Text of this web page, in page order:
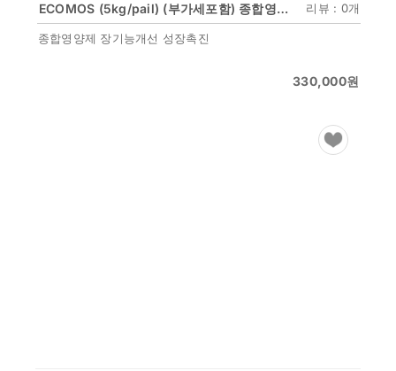
ECOMOS (5kg/pail) (부가세포함) 종합영양제 장기능개선 성장촉진 리뷰 : 0개
종합영양제 장기능개선 성장촉진
330,000원